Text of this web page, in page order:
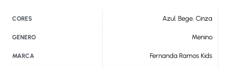
CORES Azul, Bege, Cinza
GENERO Menino
MARCA Fernanda Ramos Kids